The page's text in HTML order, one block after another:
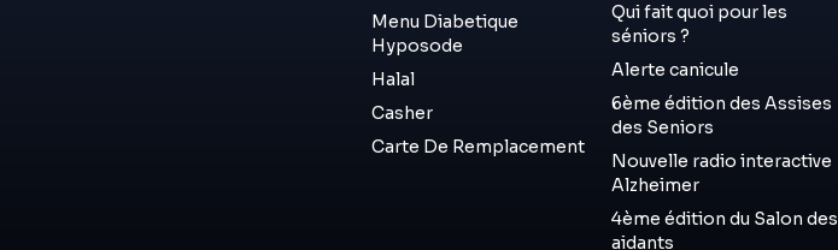
Menu Diabetique
Hyposode
Halal
Casher
Carte De Remplacement
Qui fait quoi pour les
séniors ?
Alerte canicule
6ème édition des Assises
des Seniors
Nouvelle radio interactive
Alzheimer
4ème édition du Salon des
aidants